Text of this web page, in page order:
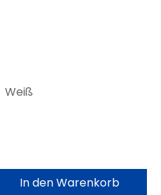
Weiß
In den Warenkorb